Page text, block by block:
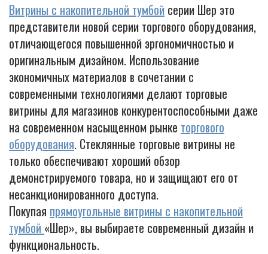
Box
Витрины с накопительной тумбой серии Шер это
представители новой серии торгового оборудования,
отличающегося повышенной эргономичностью и
оригинальным дизайном. Использование
экономичных материалов в сочетании с
современными технологиями делают торговые
витрины для магазинов конкурентоспособными даже
на современном насыщенном рынке торгового
оборудования. Стеклянные торговые витрины не
только обеспечивают хороший обзор
демонстрируемого товара, но и защищают его от
несанкционированного доступа.
Покупая прямоугольные витрины с накопительной
тумбой «Шер», вы выбираете современный дизайн и
функциональность.